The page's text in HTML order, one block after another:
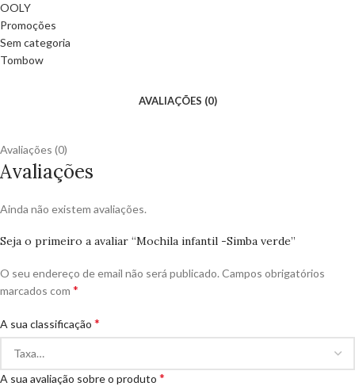
OOLY
Promoções
Sem categoria
Tombow
AVALIAÇÕES (0)
Avaliações (0)
Avaliações
Ainda não existem avaliações.
Seja o primeiro a avaliar “Mochila infantil -Simba verde”
O seu endereço de email não será publicado.Campos obrigatórios
marcados com *
A sua classificação *
A sua avaliação sobre o produto *